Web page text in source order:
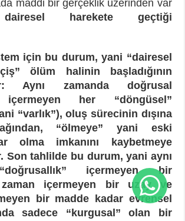
maddi bir gerçeklik üzerinden var
dairesel harekete geçtiği
için bu durum, yani “dairesel
ölüm halinin başladığının
Aynı zamanda doğrusal
içermeyen her “döngüsel”
“varlık”), oluş sürecinin dışına
“ölmeye” yani eski
olma imkanını kaybetmeye
Son tahlilde bu durum, yani aynı
içermeyen bir
içermeyen bir uzay ve
bir madde kadar evrensel
sadece “kurgusal” olan bir